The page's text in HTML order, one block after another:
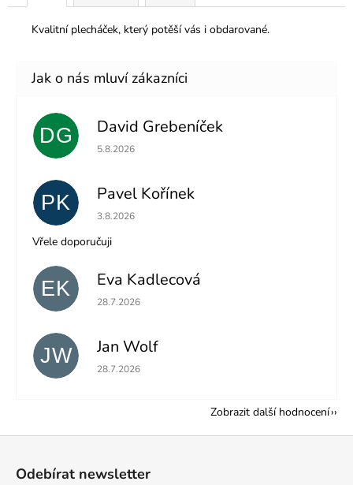
Kvalitní plecháček, který potěší vás i obdarované.
DG David Grebeníček
Hodnocení obchodu je 5 z 5 hvězdiček.
5.8.2026
PK Pavel Kořínek
Hodnocení obchodu je 5 z 5 hvězdiček.
3.8.2026
Vřele doporučuji
EK Eva Kadlecová
Hodnocení obchodu je 5 z 5 hvězdiček.
28.7.2026
JW Jan Wolf
Hodnocení obchodu je 5 z 5 hvězdiček.
28.7.2026
Zobrazit další hodnocení
Odebírat newsletter